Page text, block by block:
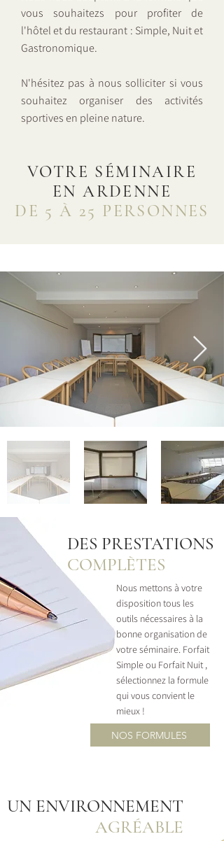
vous souhaitezs pour profiter de
l'hôtel et du restaurant : Simple, Nuit et
Gastronomique.
N'hésitez pas à nous solliciter si vous
souhaitez organiser des activités
sportives en pleine nature.
VOTRE SÉMINAIRE
EN ARDENNE
DE 5 À 25 PERSONNES
DES PRESTATIONS
COMPLÈTES
Nous mettons à votre
disposition tous les
outils nécessaires à la
bonne organisation de
votre séminaire. Forfait
Simple ou Forfait Nuit ,
sélectionnez la formule
qui vous convient le
mieux !
NOS FORMULES
UN ENVIRONNEMENT
AGRÉABLE